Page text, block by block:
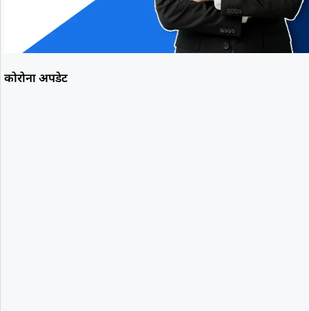
कोरोना अपडेट